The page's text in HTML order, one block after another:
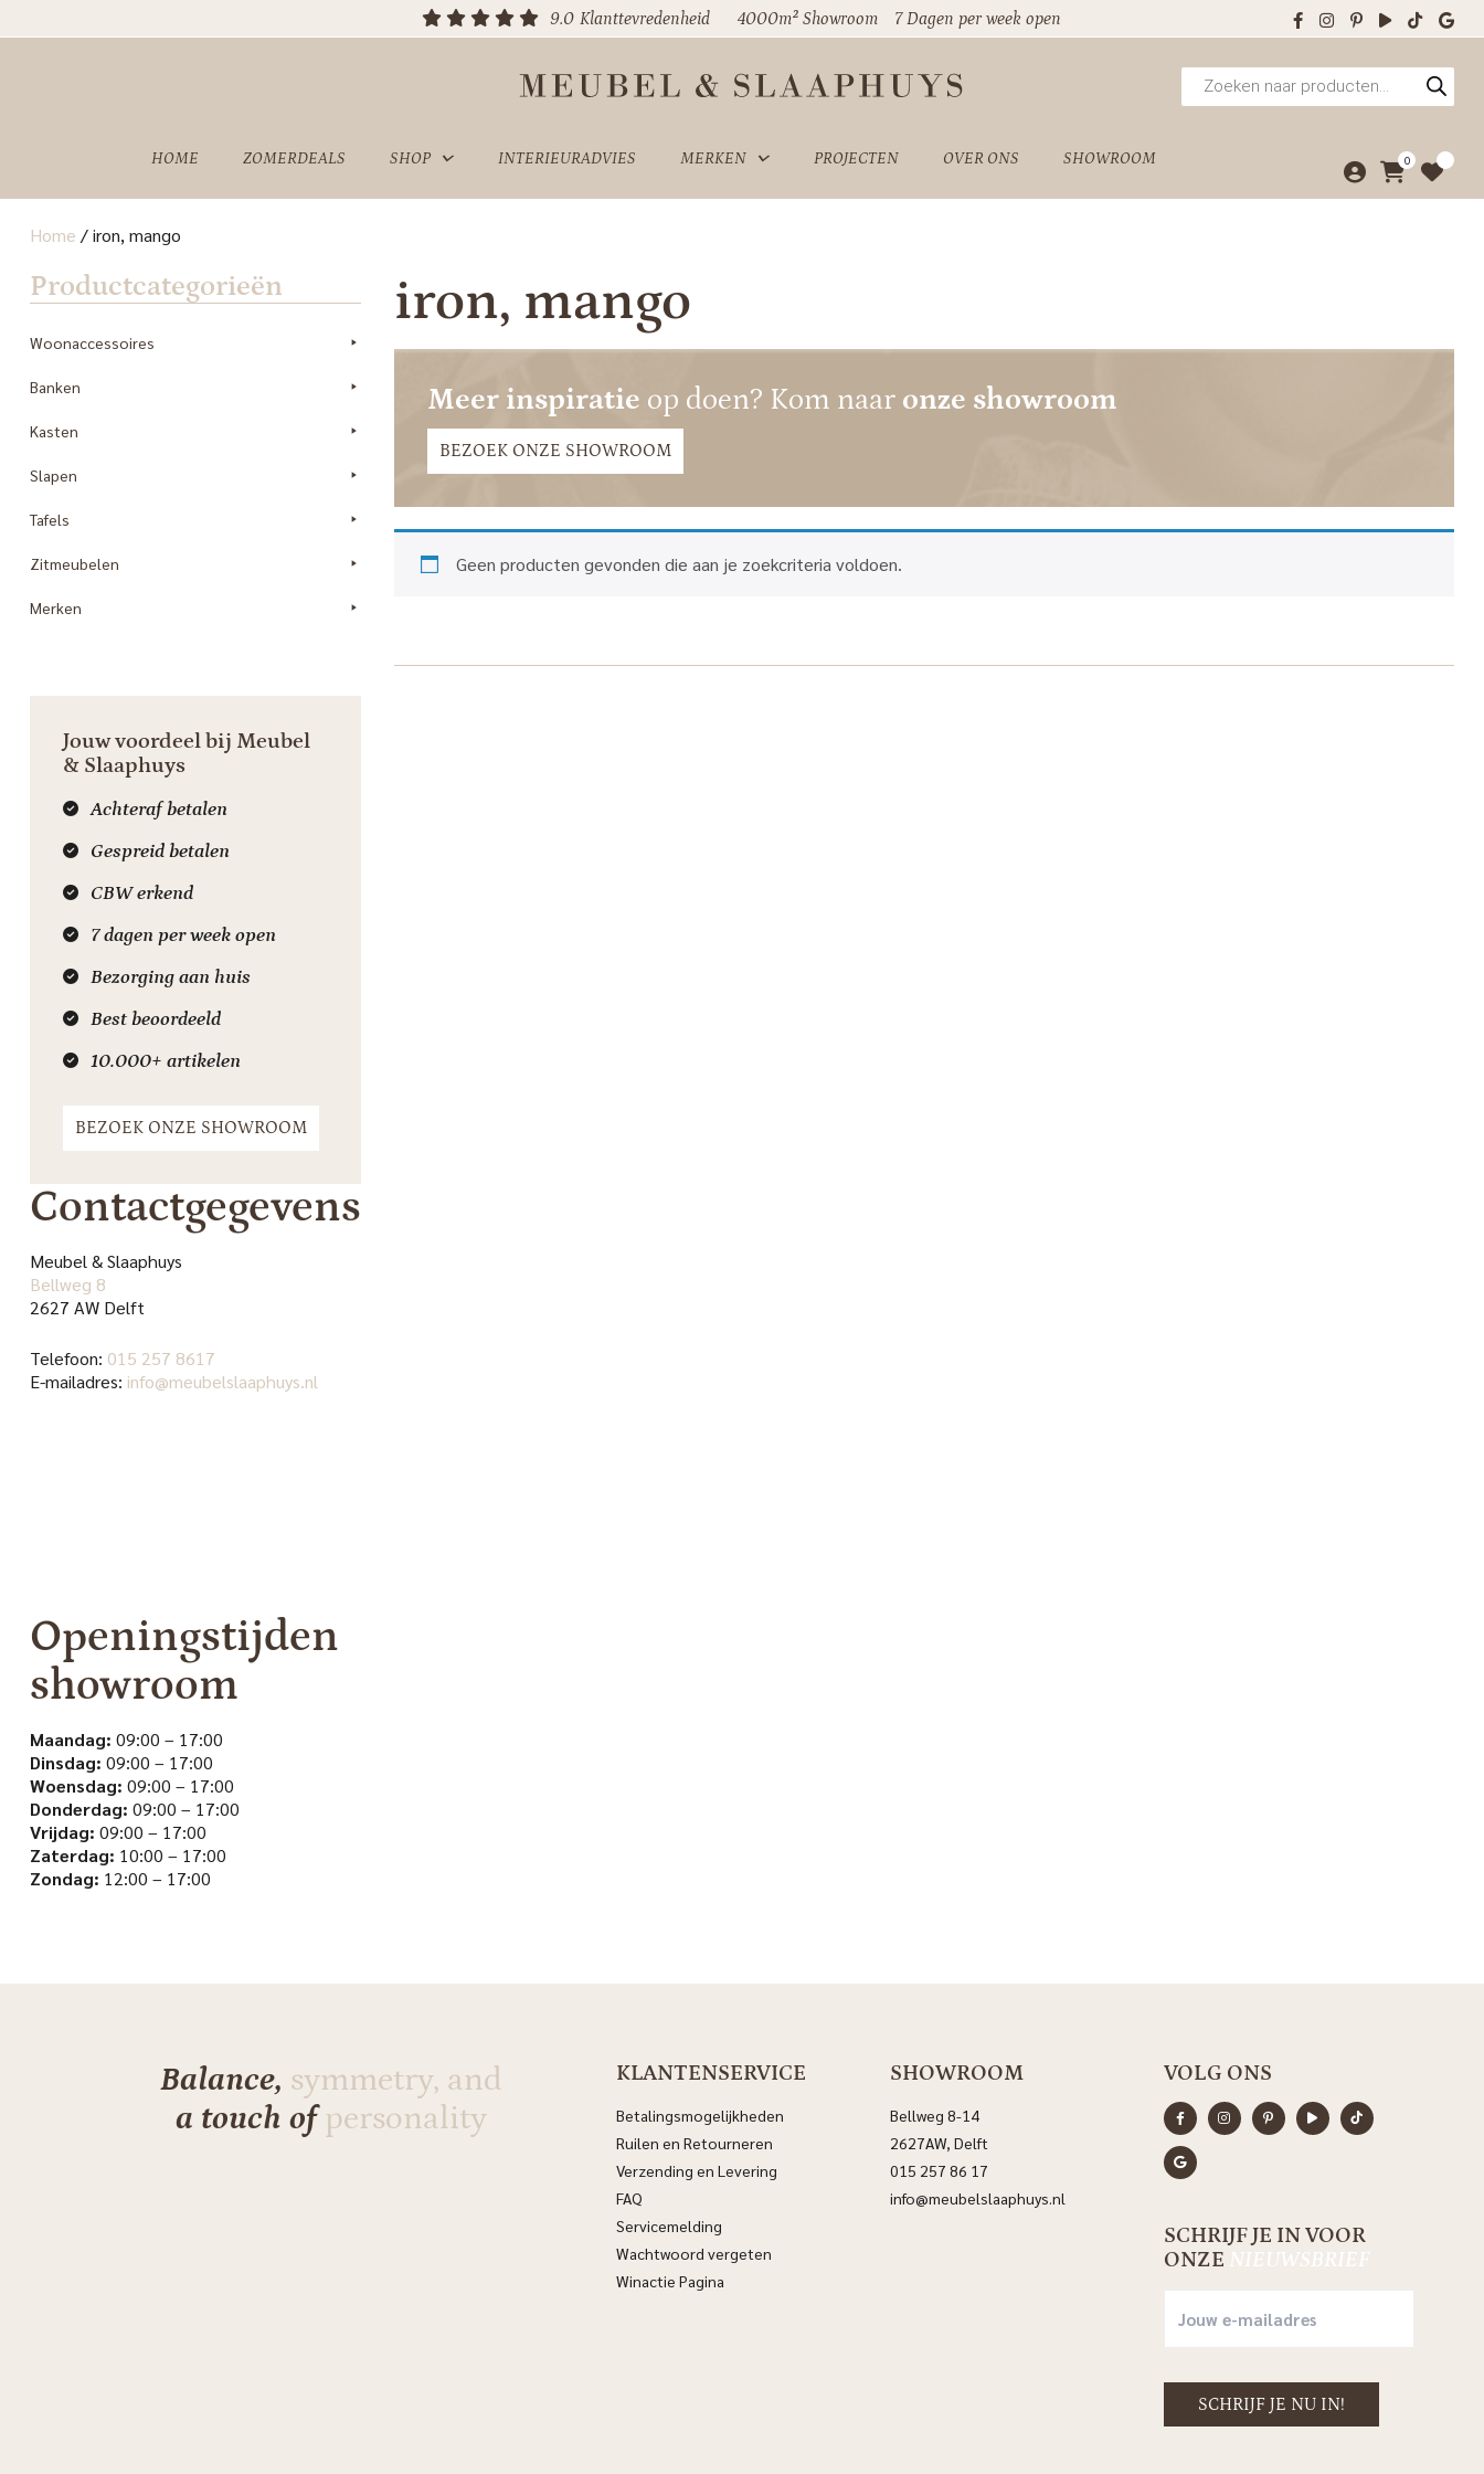
9.0 Klanttevredenheid 4000m² Showroom 7 Dagen per week open
Producten
zoeken
HOME ZOMERDEALS SHOP INTERIEURADVIES MERKEN PROJECTEN OVER ONS SHOWROOM 0
SHOWROOM
Home /iron, mango
Productcategorieën
Woonaccessoires
Banken
Kasten
Slapen
Tafels
Zitmeubelen
Merken
Jouw voordeel bij Meubel
& Slaaphuys
Achteraf betalen
Gespreid betalen
CBW erkend
7 dagen per week open
Bezorging aan huis
Best beoordeeld
10.000+ artikelen
BEZOEK ONZE SHOWROOM
Contactgegevens
Meubel & Slaaphuys
Bellweg 8
2627 AW Delft
Telefoon: 015 257 8617
E-mailadres: info@meubelslaaphuys.nl
Openingstijden
showroom
Maandag: 09:00 – 17:00
Dinsdag: 09:00 – 17:00
Woensdag: 09:00 – 17:00
Donderdag: 09:00 – 17:00
Vrijdag: 09:00 – 17:00
Zaterdag: 10:00 – 17:00
Zondag: 12:00 – 17:00
iron, mango
Meer inspiratie op doen? Kom naar onze showroom
BEZOEK ONZE SHOWROOM
Geen producten gevonden die aan je zoekcriteria voldoen.
Balance, symmetry, and
a touch ofpersonality
KLANTENSERVICE
Betalingsmogelijkheden
Ruilen en Retourneren
Verzending en Levering
FAQ
Servicemelding
Wachtwoord vergeten
Winactie Pagina
SHOWROOM
Bellweg 8-14
2627AW, Delft
015 257 86 17
info@meubelslaaphuys.nl
VOLG ONS
SCHRIJF JE IN VOOR
ONZE NIEUWSBRIEF